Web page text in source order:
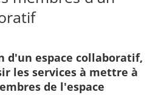
d'un espace collaboratif,
les services à mettre à
de l'espace